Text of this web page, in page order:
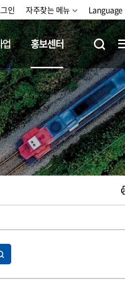
인 자주찾는 메뉴 Language
업 홍보센터
철도체험